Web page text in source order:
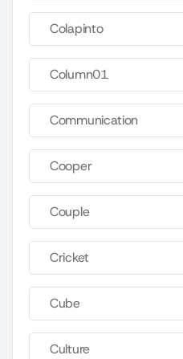
Colapinto
Column01
Communication
Cooper
Couple
Cricket
Cube
Culture